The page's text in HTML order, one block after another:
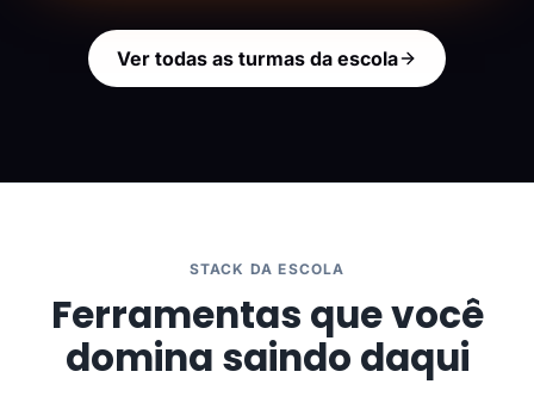
Ver todas as turmas da escola
STACK DA ESCOLA
Ferramentas que você
domina saindo daqui